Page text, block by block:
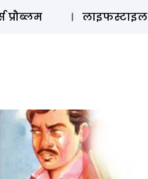
प्रौब्लम लाइफस्टाइल